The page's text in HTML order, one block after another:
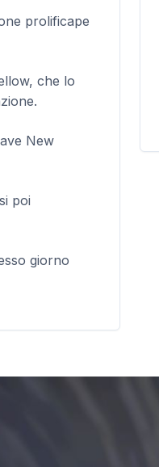
prolificape
che lo
New
poi
giorno